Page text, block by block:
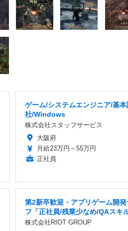
ゲーム/システムエンジニア/基
社/Windows
株式会社スタッフサービス
大阪府
月給23万円～55万円
正社員
第2新卒歓迎・アプリゲーム開
フ「正社員/残業少なめ/QAスキ
株式会社RIOT GROUP